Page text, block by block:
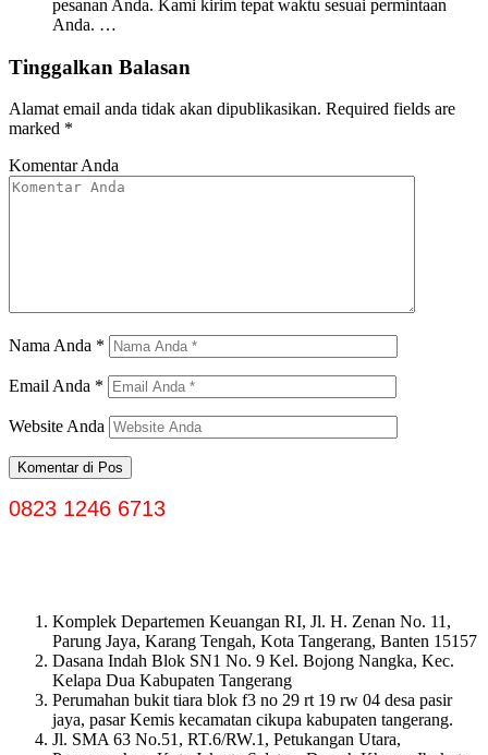
pesanan Anda. Kami kirim tepat waktu sesuai permintaan
Anda. …
Tinggalkan Balasan
Alamat email anda tidak akan dipublikasikan. Required fields are
marked *
Komentar Anda
Nama Anda *
Email Anda *
Website Anda
0823 1246 6713
Komplek Departemen Keuangan RI, Jl. H. Zenan No. 11,
Parung Jaya, Karang Tengah, Kota Tangerang, Banten 15157
Dasana Indah Blok SN1 No. 9 Kel. Bojong Nangka, Kec.
Kelapa Dua Kabupaten Tangerang
Perumahan bukit tiara blok f3 no 29 rt 19 rw 04 desa pasir
jaya, pasar Kemis kecamatan cikupa kabupaten tangerang.
Jl. SMA 63 No.51, RT.6/RW.1, Petukangan Utara,